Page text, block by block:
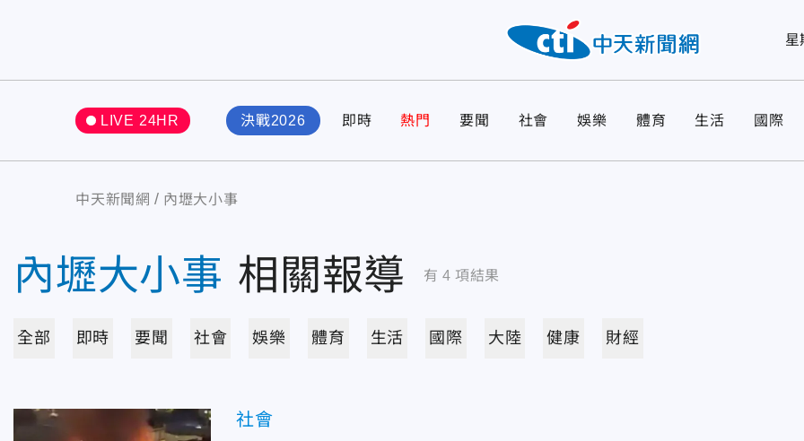
星
LIVE 24HR 決戰2026 即時 熱門 要聞 社會 娛樂 體育 生活 國際
中天新聞網 內壢大小事
內壢大小事 相關報導 有 4 項結果
全部 即時 要聞 社會 娛樂 體育 生活 國際 大陸 健康 財經
社會